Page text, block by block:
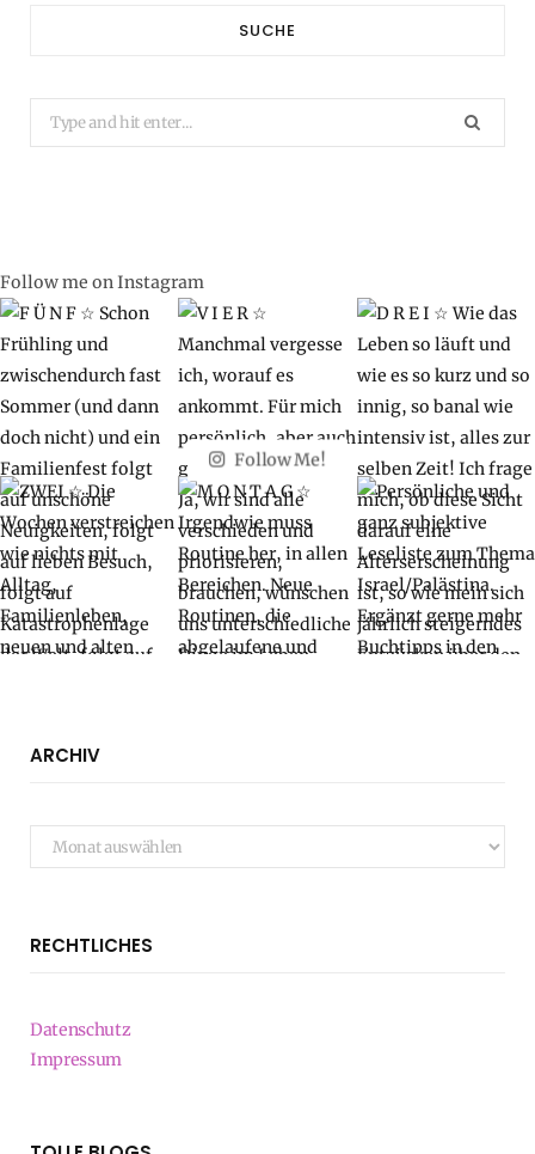
SUCHE
Search
for:
Follow me on Instagram
Follow Me!
ARCHIV
Archiv
RECHTLICHES
Datenschutz
Impressum